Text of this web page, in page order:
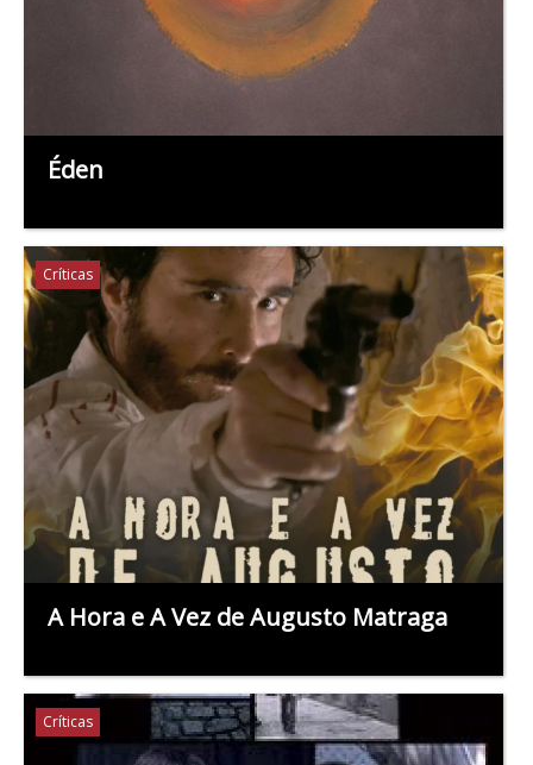
Éden
Críticas
A Hora e A Vez de Augusto Matraga
Críticas